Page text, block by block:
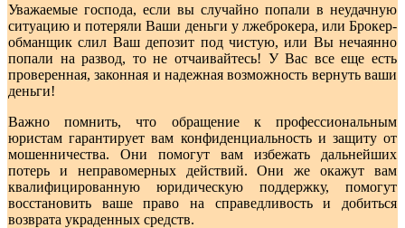
Уважаемые господа, если вы случайно попали в неудачную
ситуацию и потеряли Ваши деньги у лжеброкера, или Брокер-
обманщик слил Ваш депозит под чистую, или Вы нечаянно
попали на развод, то не отчаивайтесь! У Вас все еще есть
проверенная, законная и надежная возможность вернуть ваши
деньги!
Важно помнить, что обращение к профессиональным
юристам гарантирует вам конфиденциальность и защиту от
мошенничества. Они помогут вам избежать дальнейших
потерь и неправомерных действий. Они же окажут вам
квалифицированную юридическую поддержку, помогут
восстановить ваше право на справедливость и добиться
возврата украденных средств.